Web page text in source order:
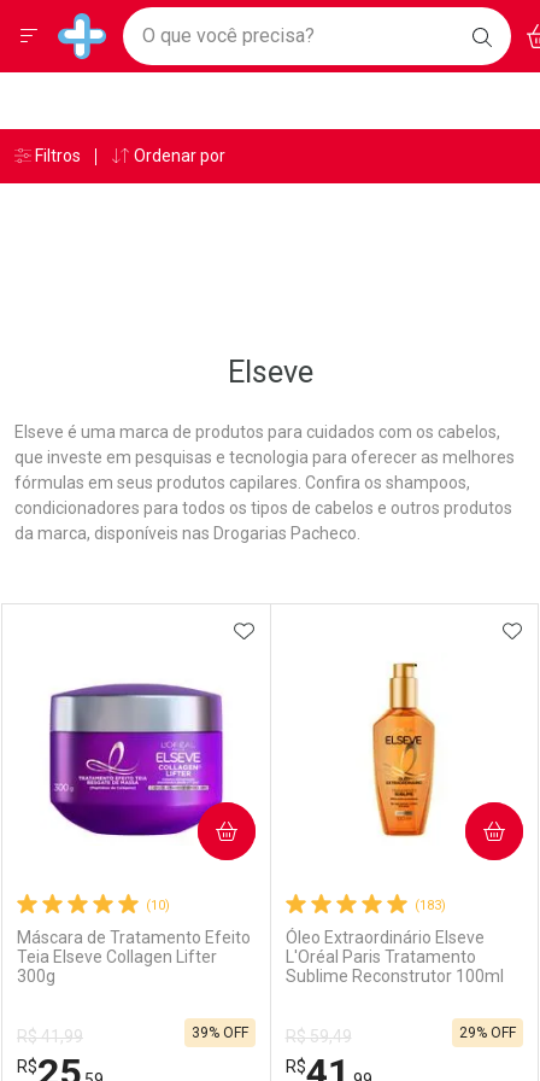
Drogarias Pacheco
Baixe nosso APP e aproveite Ofertas Exclusivas!
BAIXE
O APP
Ir direto para a home
pela página
Ir direto para o conteúdo
Ir direto para a busca
Ir direto para a ajuda
Ir direto para a notificações
Faça a sua busca
O que você precisa?
Menu
Breadcrumb
Drogarias Pacheco Elseve
Elseve
Elseve é uma marca de produtos para cuidados com os cabelos,
que investe em pesquisas e tecnologia para oferecer as melhores
fórmulas em seus produtos capilares. Confira os shampoos,
condicionadores para todos os tipos de cabelos e outros produtos
da marca, disponíveis nas Drogarias Pacheco.
(10)
Máscara de Tratamento Efeito
Teia Elseve Collagen Lifter
300g
R$ 41,99
R$
39% OFF
ADICIONAR AOS FAVORITOS
COMPRAR
(183)
Óleo Extraordinário Elseve
L'Oréal Paris Tratamento
Sublime Reconstrutor 100ml
R$ 59,49
R$
29% OFF
COMPRAR
Âncoras
Filtros Ordenar por